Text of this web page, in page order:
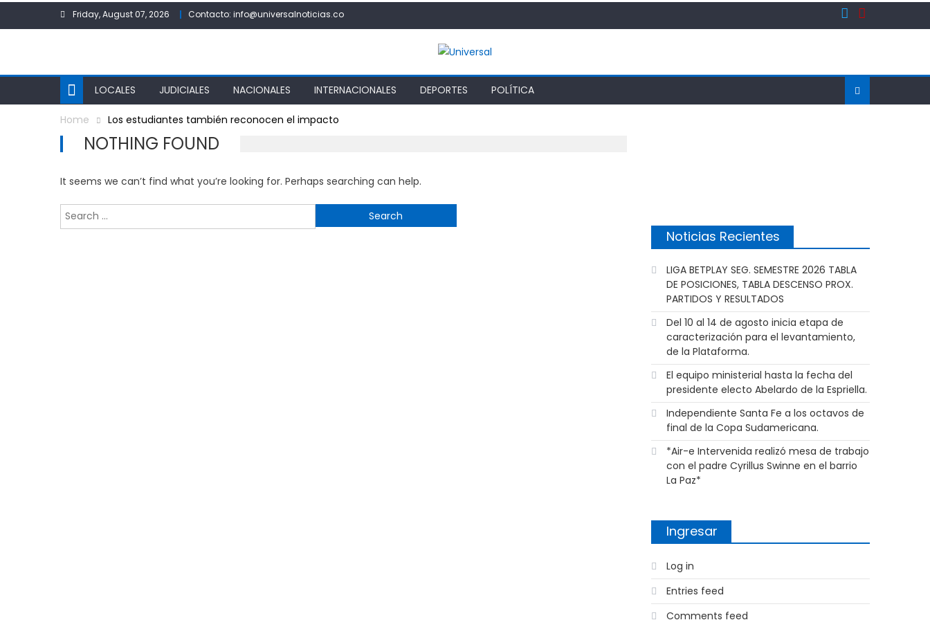
Friday, August 07, 2026 Contacto: info@universalnoticias.co
LOCALES JUDICIALES NACIONALES INTERNACIONALES DEPORTES POLÍTICA
Home Los estudiantes también reconocen el impacto
NOTHING FOUND
It seems we can’t find what you’re looking for. Perhaps searching can help.
for:
Noticias Recientes
LIGA BETPLAY SEG. SEMESTRE 2026 TABLA
DE POSICIONES, TABLA DESCENSO PROX.
PARTIDOS Y RESULTADOS
Del 10 al 14 de agosto inicia etapa de
caracterización para el levantamiento,
de la Plataforma.
El equipo ministerial hasta la fecha del
presidente electo Abelardo de la Espriella.
Independiente Santa Fe a los octavos de
final de la Copa Sudamericana.
*Air-e Intervenida realizó mesa de trabajo
con el padre Cyrillus Swinne en el barrio
La Paz*
Ingresar
Log in
Entries feed
Comments feed